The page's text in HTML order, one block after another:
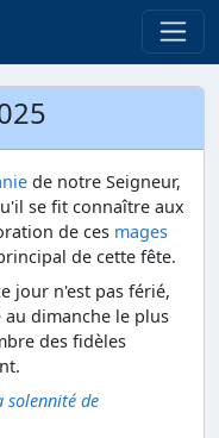
de notre Seigneur,
se fit connaître aux
de ces mages
de cette fête.
jour n'est pas férié,
dimanche le plus
des fidèles
solennité de